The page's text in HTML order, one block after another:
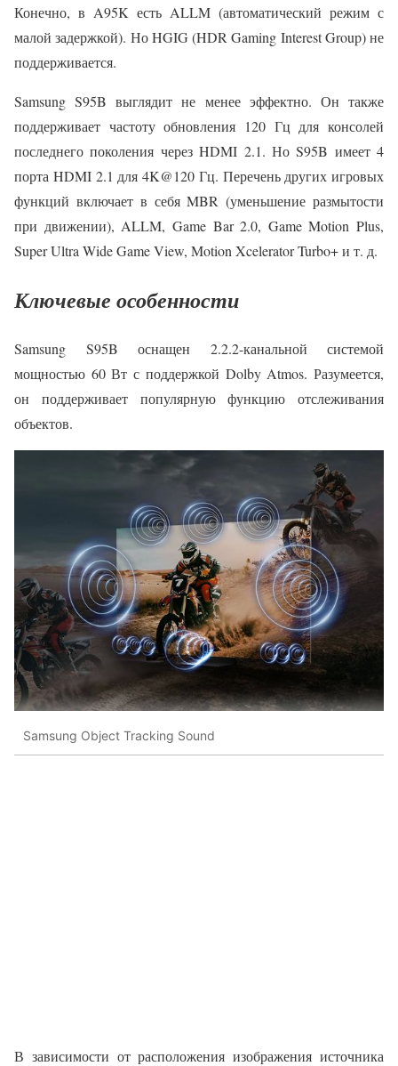
Конечно, в A95K есть ALLM (автоматический режим с
малой задержкой). Но HGIG (HDR Gaming Interest Group) не
поддерживается.
Samsung S95B выглядит не менее эффектно. Он также
поддерживает частоту обновления 120 Гц для консолей
последнего поколения через HDMI 2.1. Но S95B имеет 4
порта HDMI 2.1 для 4K@120 Гц. Перечень других игровых
функций включает в себя MBR (уменьшение размытости
при движении), ALLM, Game Bar 2.0, Game Motion Plus,
Super Ultra Wide Game View, Motion Xcelerator Turbo+ и т. д.
Ключевые особенности
Samsung S95B оснащен 2.2.2-канальной системой
мощностью 60 Вт с поддержкой Dolby Atmos. Разумеется,
он поддерживает популярную функцию отслеживания
объектов.
Samsung Object Tracking Sound
В зависимости от расположения изображения источника